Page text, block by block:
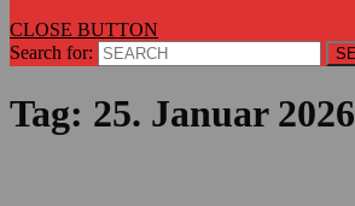
CLOSE BUTTON
Search for:
Tag: 25. Januar 2026